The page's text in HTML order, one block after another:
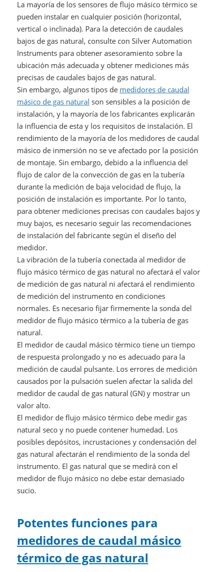
La mayoría de los sensores de flujo másico térmico se
pueden instalar en cualquier posición (horizontal,
vertical o inclinada). Para la detección de caudales
bajos de gas natural, consulte con Silver Automation
Instruments para obtener asesoramiento sobre la
ubicación más adecuada y obtener mediciones más
precisas de caudales bajos de gas natural.
Sin embargo, algunos tipos de medidores de caudal
másico de gas natural son sensibles a la posición de
instalación, y la mayoría de los fabricantes explicarán
la influencia de esta y los requisitos de instalación. El
rendimiento de la mayoría de los medidores de caudal
másico de inmersión no se ve afectado por la posición
de montaje. Sin embargo, debido a la influencia del
flujo de calor de la convección de gas en la tubería
durante la medición de baja velocidad de flujo, la
posición de instalación es importante. Por lo tanto,
para obtener mediciones precisas con caudales bajos y
muy bajos, es necesario seguir las recomendaciones
de instalación del fabricante según el diseño del
medidor.
La vibración de la tubería conectada al medidor de
flujo másico térmico de gas natural no afectará el valor
de medición de gas natural ni afectará el rendimiento
de medición del instrumento en condiciones
normales. Es necesario fijar firmemente la sonda del
medidor de flujo másico térmico a la tubería de gas
natural.
El medidor de caudal másico térmico tiene un tiempo
de respuesta prolongado y no es adecuado para la
medición de caudal pulsante. Los errores de medición
causados por la pulsación suelen afectar la salida del
medidor de caudal de gas natural (GN) y mostrar un
valor alto.
El medidor de flujo másico térmico debe medir gas
natural seco y no puede contener humedad. Los
posibles depósitos, incrustaciones y condensación del
gas natural afectarán el rendimiento de la sonda del
instrumento. El gas natural que se medirá con el
medidor de flujo másico no debe estar demasiado
sucio.
Potentes funciones para
medidores de caudal másico
térmico de gas natural